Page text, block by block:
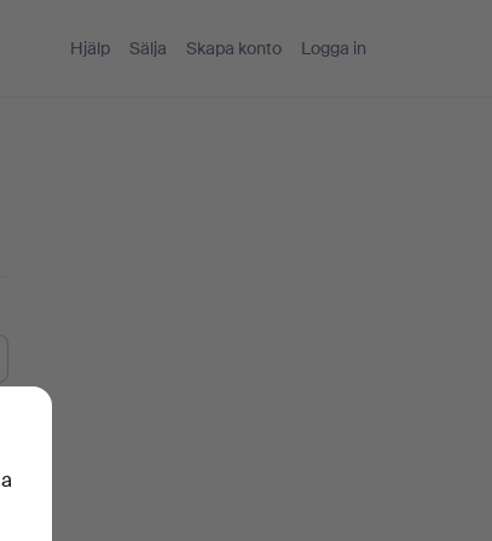
Hjälp Sälja Skapa konto Logga in